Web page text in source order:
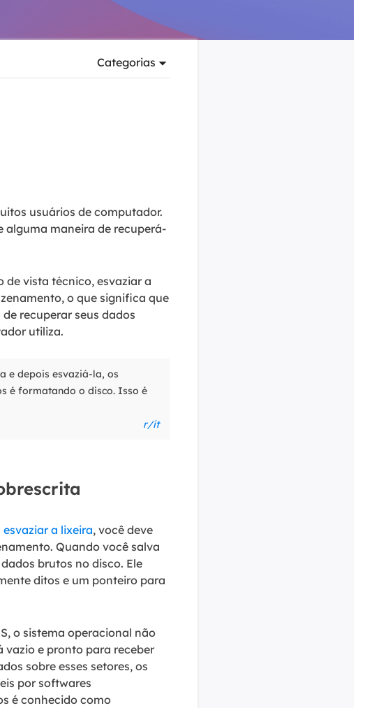
de Pen Drive
Como clonar disco grátis
VoiceWave
Categorias
usuários de computador.
alguma maneira de recuperá-
vista técnico, esvaziar a
o que significa que
recuperar seus dados
utiliza.
e depois esvaziá-la, os
é formatando o disco. Isso é
r/it
esvaziar a lixeira, você deve
Quando você salva
brutos no disco. Ele
ditos e um ponteiro para
o sistema operacional não
vazio e pronto para receber
sobre esses setores, os
por softwares
é conhecido como